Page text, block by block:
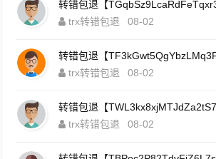
trx转错包退
08-02
trx转错包退
08-02
trx转错包退
08-02